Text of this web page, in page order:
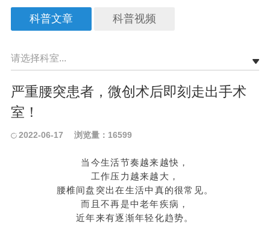
科普文章 科普视频
请选择科室...
严重腰突患者，微创术后即刻走出手术
室！
2022-06-17 浏览量：16599
当今生活节奏越来越快，
工作压力越来越大，
腰椎间盘突出在生活中真的很常见。
而且不再是中老年疾病，
近年来有逐渐年轻化趋势。